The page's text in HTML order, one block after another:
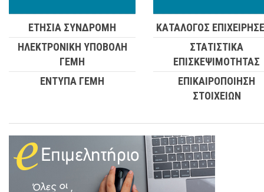
ΕΤΗΣΙΑ ΣΥΝΔΡΟΜΗ
ΗΛΕΚΤΡΟΝΙΚΗ ΥΠΟΒΟΛΗ
ΓΕΜΗ
ΕΝΤΥΠΑ ΓΕΜΗ
ΚΑΤΑΛΟΓΟΣ
ΣΤΑΤΙΣΤΙΚΑ
ΕΠΙΣΚΕΨΙΜΟΤΗΤΑΣ
ΕΠΙΚΑΙΡΟΠΟΙΗΣΗ
ΣΤΟΙΧΕΙΩΝ